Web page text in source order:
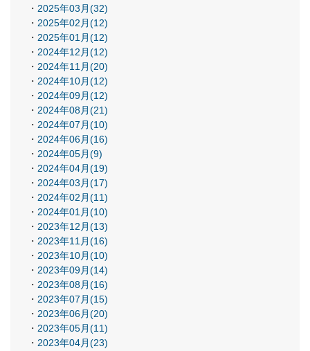
2025年03月(32)
2025年02月(12)
2025年01月(12)
2024年12月(12)
2024年11月(20)
2024年10月(12)
2024年09月(12)
2024年08月(21)
2024年07月(10)
2024年06月(16)
2024年05月(9)
2024年04月(19)
2024年03月(17)
2024年02月(11)
2024年01月(10)
2023年12月(13)
2023年11月(16)
2023年10月(10)
2023年09月(14)
2023年08月(16)
2023年07月(15)
2023年06月(20)
2023年05月(11)
2023年04月(23)